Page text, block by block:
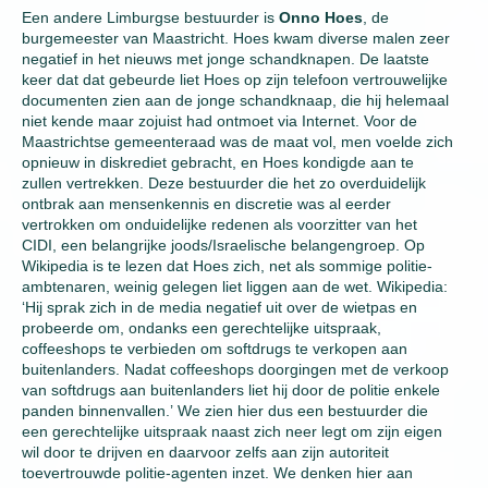
Een andere Limburgse bestuurder is Onno Hoes , de
burgemeester van Maastricht. Hoes kwam diverse malen zeer
negatief in het nieuws met jonge schandknapen. De laatste
keer dat dat gebeurde liet Hoes op zijn telefoon vertrouwelijke
documenten zien aan de jonge schandknaap, die hij helemaal
niet kende maar zojuist had ontmoet via Internet. Voor de
Maastrichtse gemeenteraad was de maat vol, men voelde zich
opnieuw in diskrediet gebracht, en Hoes kondigde aan te
zullen vertrekken. Deze bestuurder die het zo overduidelijk
ontbrak aan mensenkennis en discretie was al eerder
vertrokken om onduidelijke redenen als voorzitter van het
CIDI, een belangrijke joods/Israelische belangengroep. Op
Wikipedia is te lezen dat Hoes zich, net als sommige politie-
ambtenaren, weinig gelegen liet liggen aan de wet. Wikipedia:
‘Hij sprak zich in de media negatief uit over de wietpas en
probeerde om, ondanks een gerechtelijke uitspraak,
coffeeshops te verbieden om softdrugs te verkopen aan
buitenlanders. Nadat coffeeshops doorgingen met de verkoop
van softdrugs aan buitenlanders liet hij door de politie enkele
panden binnenvallen.’ We zien hier dus een bestuurder die
een gerechtelijke uitspraak naast zich neer legt om zijn eigen
wil door te drijven en daarvoor zelfs aan zijn autoriteit
toevertrouwde politie-agenten inzet. We denken hier aan